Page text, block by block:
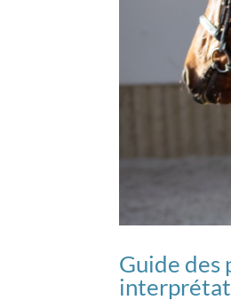
Guide des